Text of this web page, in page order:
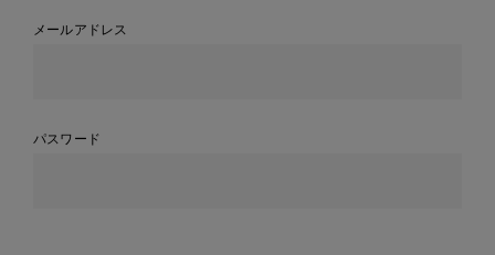
メールアドレス
パスワード